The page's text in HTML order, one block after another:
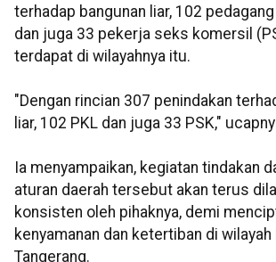
terhadap bangunan liar, 102
dan juga 33 pekerja seks komersil
terdapat di wilayahnya itu.
"Dengan rincian 307 penindakan
liar, 102 PKL dan juga 33 PSK,"
Ia menyampaikan, kegiatan tindakan
aturan daerah tersebut akan terus
konsisten oleh pihaknya, demi
kenyamanan dan ketertiban di
Tangerang.